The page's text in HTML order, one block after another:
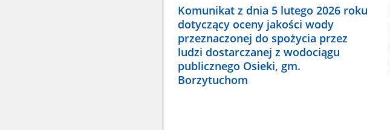
Komunikat z dnia 5 lutego 2026 roku
dotyczący oceny jakości wody
przeznaczonej do spożycia przez
ludzi dostarczanej z wodociągu
publicznego Osieki, gm.
Borzytuchom